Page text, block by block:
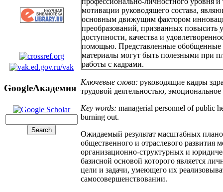
GoogleАкадемия
мотивации руководящего состава,
основным движущим фактором
преобразований, призванных повысить
доступности, качества и
помощью. Представленные обобщенные
материалы могут быть полезными при
работы с кадрами.
Ключевые слова: руководящие кадры
трудовой деятельностью,
Key words: managerial personnel of public
burning out.
Ожидаемый результат масштабных
общественного и отраслевого развития
организационно-структурных и
базисной основой которого является
цели и задачи, умеющего их
самосовершенствовании.